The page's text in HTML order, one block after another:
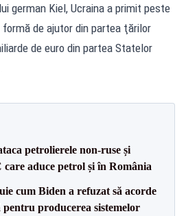
german Kiel, Ucraina a primit peste
formă de ajutor din partea ţărilor
de euro din partea Statelor
petrolierele non-ruse și
aduce petrol și în România
cum Biden a refuzat să acorde
producerea sistemelor